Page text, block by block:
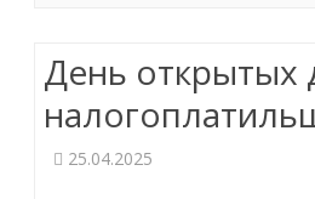
День открытых
25.04.2025